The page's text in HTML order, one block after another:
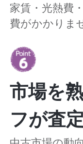
家賃・光熱費
費がかかりま
市場を
フが査定